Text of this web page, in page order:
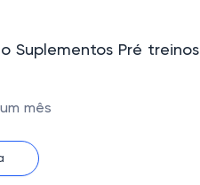
Suplementos Pré treinos
mês